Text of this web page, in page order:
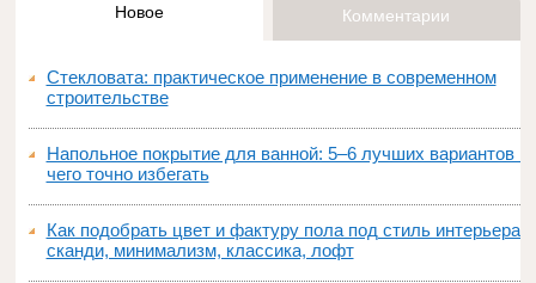
Новое Комментарии
Стекловата: практическое применение в современном
строительстве
Напольное покрытие для ванной: 5–6 лучших вариантов и
чего точно избегать
Как подобрать цвет и фактуру пола под стиль интерьера:
сканди, минимализм, классика, лофт